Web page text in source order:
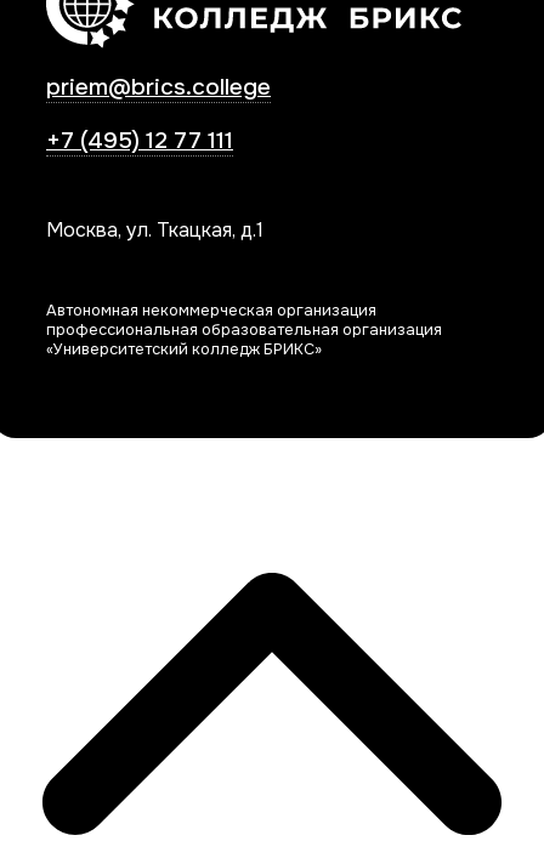
priem@brics.college
+7 (495) 12 77 111
Москва, ул. Ткацкая, д.1
Автономная некоммерческая организация
профессиональная образовательная организация
«Университетский колледж БРИКС»